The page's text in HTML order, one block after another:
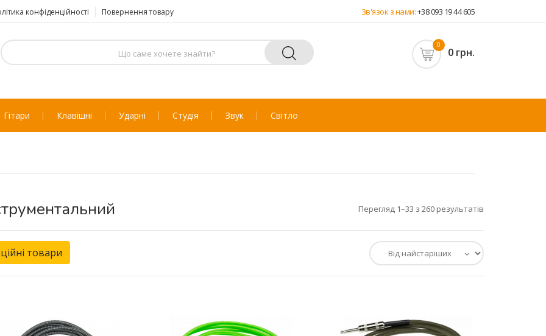
конфіденційності Повернення товару Зв'язок з нами:+38 093 19 44 605
0
0 грн.
Гітари Клавішні Ударні Студія Звук Світло
Перегляд 1–33 з 260 результатів
товари